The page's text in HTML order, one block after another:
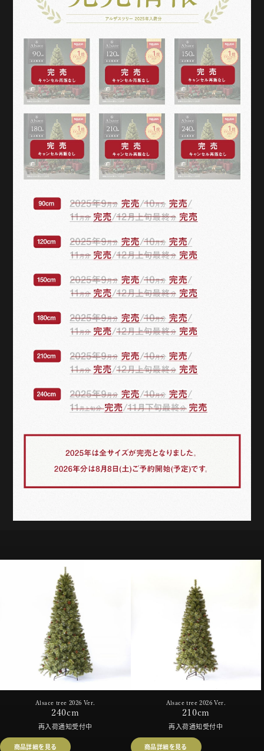
Alsace tree 2026 Ver.
240cm
再入荷通知受付中
商品詳細を見る
Alsace tree 2026 Ver.
210cm
再入荷通知受付中
商品詳細を見る